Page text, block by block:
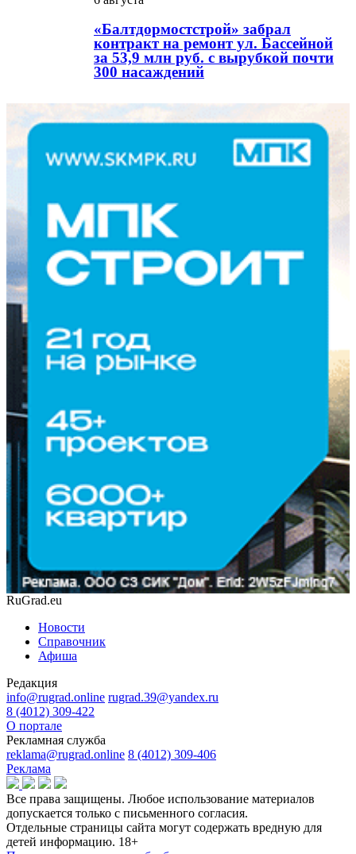
«Балтдормостстрой» забрал
контракт на ремонт ул. Бассейной
за 53,9 млн руб. с вырубкой почти
300 насаждений
RuGrad.eu
Новости
Справочник
Афиша
Редакция
info@rugrad.online rugrad.39@yandex.ru
8 (4012) 309-422
О портале
Рекламная служба
reklama@rugrad.online 8 (4012) 309-406
Реклама
Все права защищены. Любое использование материалов
допускается только с письменного согласия.
Отдельные страницы сайта могут содержать вредную для
детей информацию. 18+